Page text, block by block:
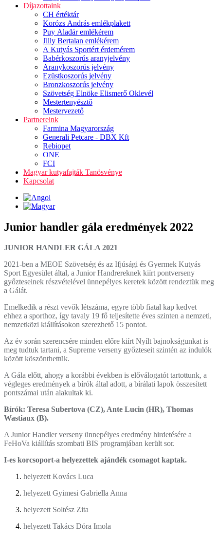
Díjazottaink
CH értéktár
Korózs András emlékplakett
Puy Aladár emlékérem
Jilly Bertalan emlékérem
A Kutyás Sportért érdemérem
Babérkoszorús aranyjelvény
Aranykoszorús jelvény
Ezüstkoszorús jelvény
Bronzkoszorús jelvény
Szövetség Elnöke Elismerő Oklevél
Mestertenyésztő
Mestervezető
Partnereink
Farmina Magyarország
Generali Petcare - DBX Kft
Rebiopet
ONE
FCI
Magyar kutyafajták Tanösvénye
Kapcsolat
Junior handler gála eredmények 2022
JUNIOR HANDLER GÁLA 2021
2021-ben a MEOE Szövetség és az Ifjúsági és Gyermek Kutyás
Sport Egyesület által, a Junior Handrereknek kiírt pontverseny
győzteseinek részvételével ünnepélyes keretek között rendeztük meg
a Gálát.
Emelkedik a részt vevők létszáma, egyre több fiatal kap kedvet
ehhez a sporthoz, így tavaly 19 fő teljesítette éves szinten a nemzeti,
nemzetközi kiállításokon szerezhető 15 pontot.
Az év során szerencsére minden előre kiírt Nyílt bajnokságunkat is
meg tudtuk tartani, a Supreme verseny győzteseit szintén az indulók
között köszönthettük.
A Gála előtt, ahogy a korábbi években is előválogatót tartottunk, a
végleges eredmények a bírók által adott, a bírálati lapok összesített
pontszámai után alakultak ki.
Bírók: Teresa Subertova (CZ), Ante Lucin (HR), Thomas
Wastiaux (B).
A Junior Handler verseny ünnepélyes eredmény hirdetésére a
FeHoVa kiállítás szombati BIS programjában került sor.
I-es korcsoport-a helyezettek ajándék csomagot kaptak.
helyezett Kovács Luca
helyezett Gyimesi Gabriella Anna
helyezett Soltész Zita
helyezett Takács Dóra Imola